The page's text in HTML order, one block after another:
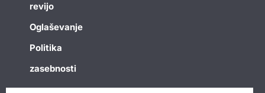
revijo
Oglaševanje
Politika
zasebnosti